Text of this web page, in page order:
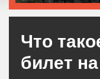
Что
билет